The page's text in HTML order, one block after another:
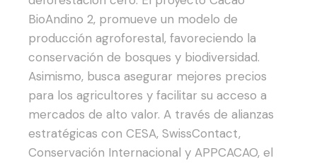
BioAndino 2, promueve un modelo de
producción agroforestal, favoreciendo la
conservación de bosques y biodiversidad.
Asimismo, busca asegurar mejores precios
para los agricultores y facilitar su acceso a
mercados de alto valor. A través de alianzas
estratégicas con CESA, SwissContact,
Conservación Internacional y APPCACAO, el